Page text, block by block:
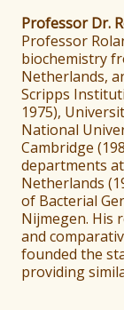
Professor Dr.
Professor
biochemistry
Netherlands,
Scripps
1975),
National
Cambridge
departments
Netherlands
of Bacterial
Nijmegen. His
and
founded the
providing